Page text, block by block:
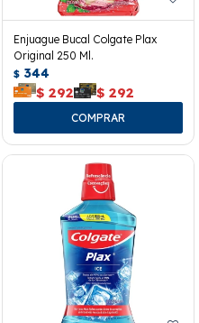
Enjuague Bucal Colgate Plax
Original 250 Ml.
$ 344
$ 292 $ 292